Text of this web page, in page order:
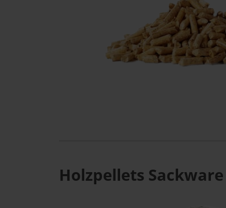
Holzpellets